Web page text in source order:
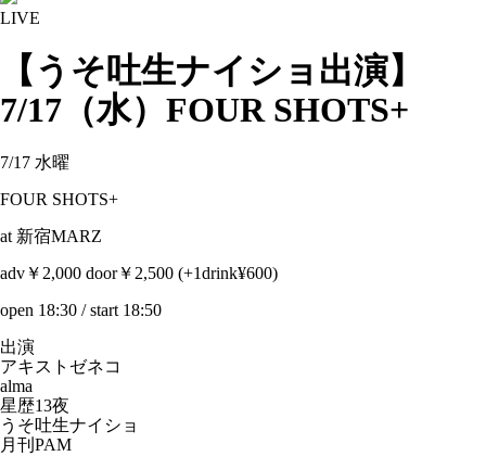
LIVE
【うそ吐生ナイショ出演】
7/17（水）FOUR SHOTS+
7/17 水曜
FOUR SHOTS+
at 新宿MARZ
adv￥2,000 door￥2,500 (+1drink¥600)
open 18:30 / start 18:50
出演
アキストゼネコ
alma
星歴13夜
うそ吐生ナイショ
月刊PAM